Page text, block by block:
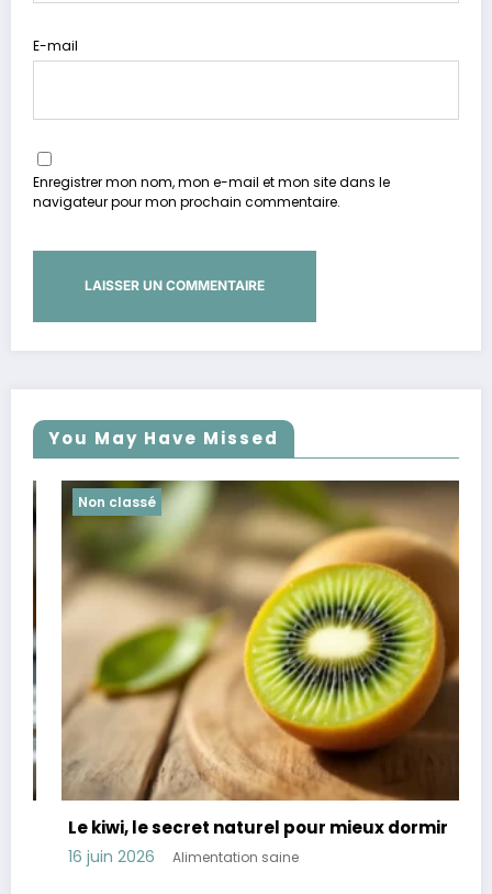
E-mail
Enregistrer mon nom, mon e-mail et mon site dans le
navigateur pour mon prochain commentaire.
You May Have Missed
Non classé
Le kiwi, le secret naturel pour mieux dormir
16 juin 2026 Alimentation saine